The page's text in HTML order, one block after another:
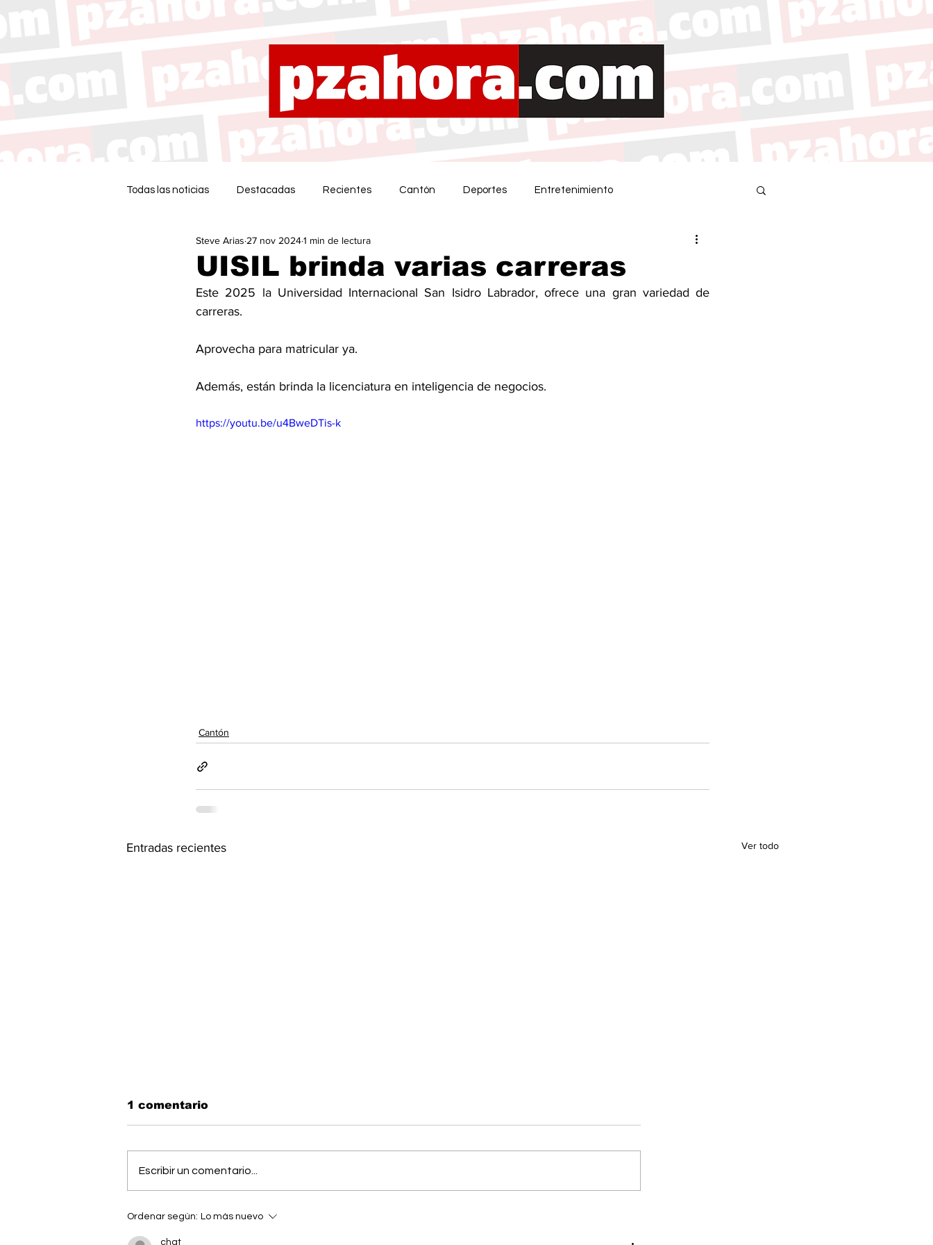
Todas las noticias Destacadas Recientes Cantón Deportes Entretenimiento
UISIL brinda varias carreras
Steve Arias 27 nov 20241 min de lectura
Este 2025 la Universidad Internacional San Isidro Labrador, ofrece una gran variedad de
carreras.
Aprovecha para matricular ya.
Además, están brinda la licenciatura en inteligencia de negocios.
https://youtu.be/u4BweDTis-k
Cantón
Entradas recientes Ver todo
OIJ capturó a alias
"Diablo", uno de los
hombres más buscados
1 comentario
Escribir un comentario...
Ordenar según: Lo más nuevo
chat